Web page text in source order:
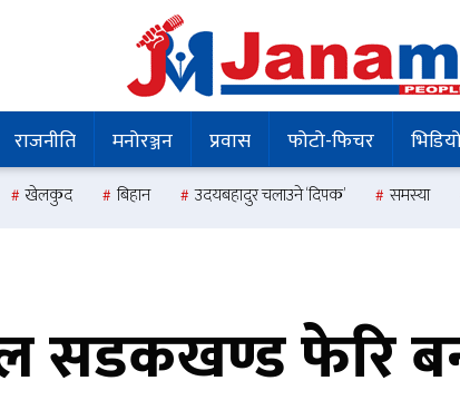
राजनीति मनोरञ्जन प्रवास फोटो-फिचर
खेलकुद बिहान उदयबहादुर चलाउने ‘दिपक’ समस्या
सडकखण्ड फेरि